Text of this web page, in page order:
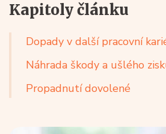
Kapitoly článku
Dopady v další pracovní
Náhrada škody a ušlého
Propadnutí dovolené